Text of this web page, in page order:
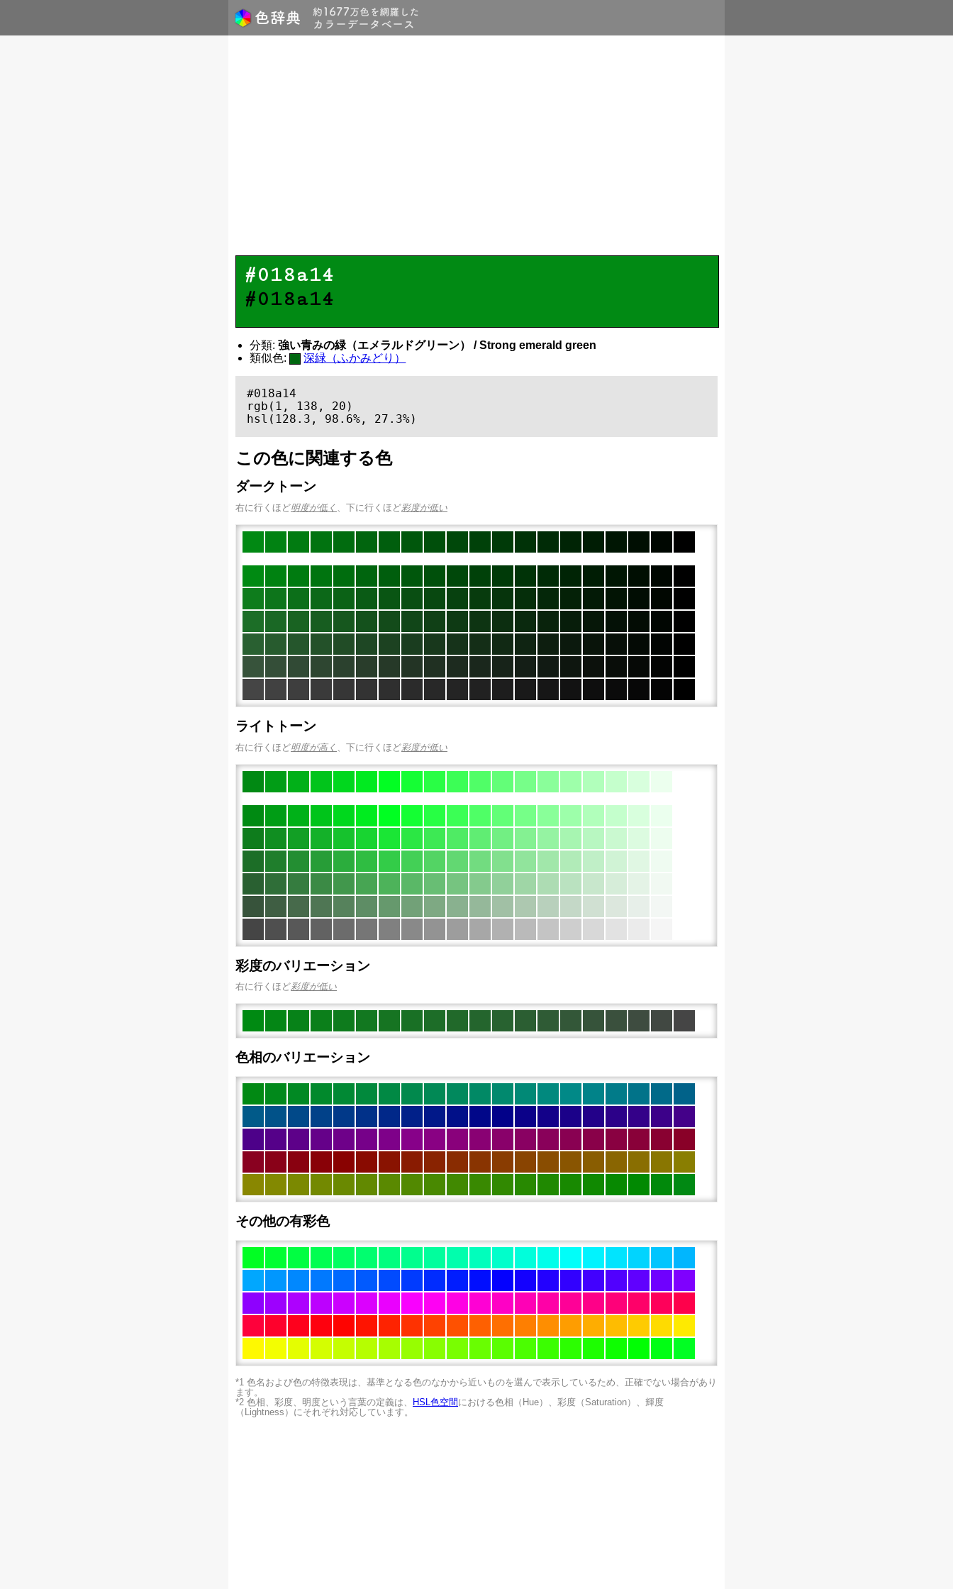
#018a14
#018a14
分類: 強い青みの緑（エメラルドグリーン） / Strong emerald green
類似色:
深緑（ふかみどり）
#018a14
rgb(1, 138, 20)
hsl(128.3, 98.6%, 27.3%)
この色に関連する色
ダークトーン
右に行くほど明度が低く 、下に行くほど彩度が低い
ライトトーン
右に行くほど明度が高く 、下に行くほど彩度が低い
彩度のバリエーション
右に行くほど彩度が低い
色相のバリエーション
その他の有彩色
*1 色名および色の特徴表現は、基準となる色のなかから近いものを選んで表示しているため、正確でない場合があり
ます。
*2 色相、彩度、明度という言葉の定義は、
HSL色空間 における色相（Hue）、彩度（Saturation）、輝度
（Lightness）にそれぞれ対応しています。